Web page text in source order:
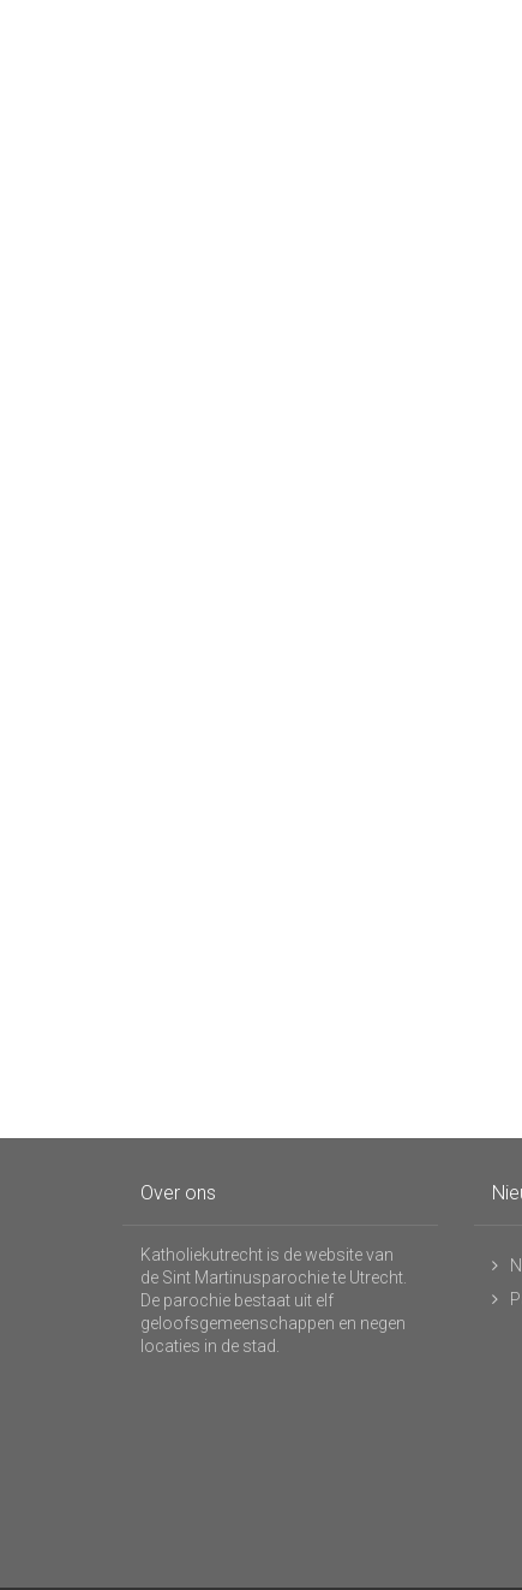
Over ons
Katholiekutrecht is de website van
de Sint Martinusparochie te Utrecht.
De parochie bestaat uit elf
geloofsgemeenschappen en negen
locaties in de stad.